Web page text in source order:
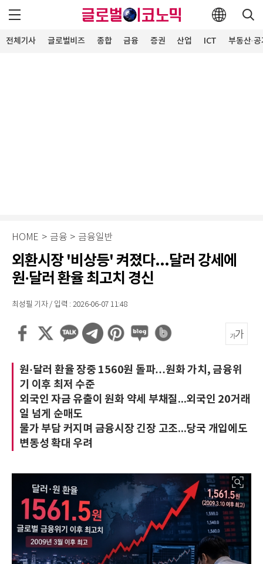
전체기사 글로벌비즈 종합 금융 증권 산업 ICT 부동산·
HOME > 금융 > 금융일반
외환시장 '비상등' 켜졌다...달러 강세에
원·달러 환율 최고치 경신
최성필 기자 / 입력 : 2026-06-07 11:48
원·달러 환율 장중 1560원 돌파…원화 가치, 금융위
기 이후 최저 수준
외국인 자금 유출이 원화 약세 부채질...외국인 20거래
일 넘게 순매도
물가 부담 커지며 금융시장 긴장 고조...당국 개입에도
변동성 확대 우려